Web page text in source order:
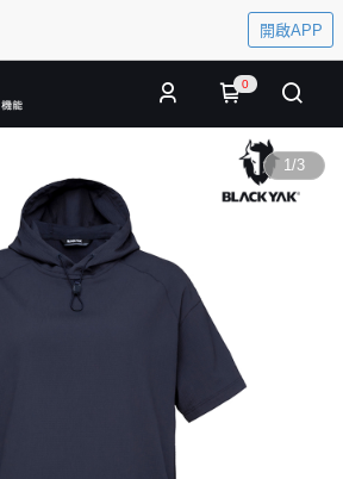
開啟APP
0
1/3